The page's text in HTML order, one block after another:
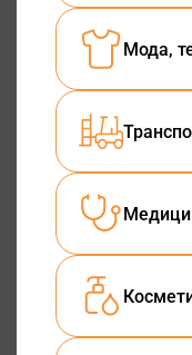
Мода,